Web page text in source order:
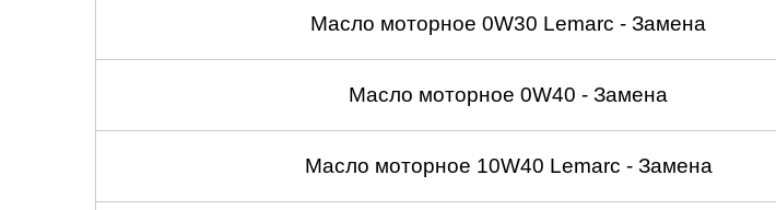
Масло моторное 0W30 Lemarc - Замена
Масло моторное 0W40 - Замена
Масло моторное 10W40 Lemarc - Замена